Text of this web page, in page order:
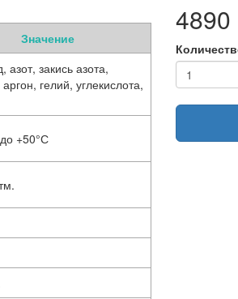
Значение
азот, закись азота,
гелий, углекислота,
+50°С